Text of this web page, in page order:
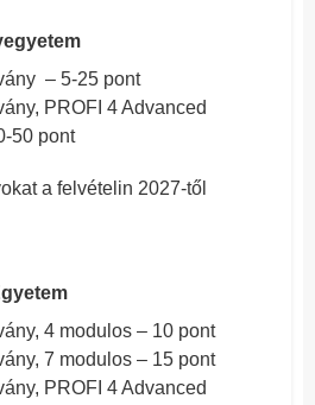
– 5-25 pont
PROFI 4 Advanced
50 pont
a felvételin 2027-től
4 modulos – 10 pont
7 modulos – 15 pont
PROFI 4 Advanced